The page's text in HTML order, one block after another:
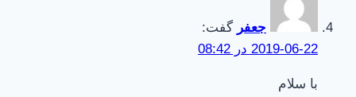
جعفر گفت:
2019-06-22 در 08:42
با سلام